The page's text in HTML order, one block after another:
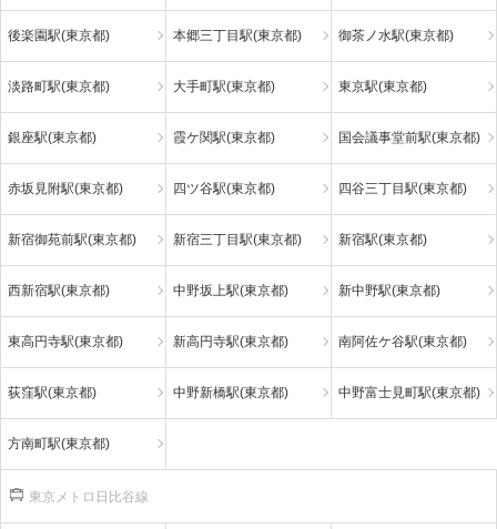
後楽園駅(東京都) 本郷三丁目駅(東京都) 御茶ノ水駅(東京都)
淡路町駅(東京都) 大手町駅(東京都) 東京駅(東京都)
銀座駅(東京都) 霞ケ関駅(東京都) 国会議事堂前駅(東京都)
赤坂見附駅(東京都) 四ツ谷駅(東京都) 四谷三丁目駅(東京都)
新宿御苑前駅(東京都) 新宿三丁目駅(東京都) 新宿駅(東京都)
西新宿駅(東京都) 中野坂上駅(東京都) 新中野駅(東京都)
東高円寺駅(東京都) 新高円寺駅(東京都) 南阿佐ケ谷駅(東京都)
荻窪駅(東京都) 中野新橋駅(東京都) 中野富士見町駅(東京都)
方南町駅(東京都)
東京メトロ日比谷線